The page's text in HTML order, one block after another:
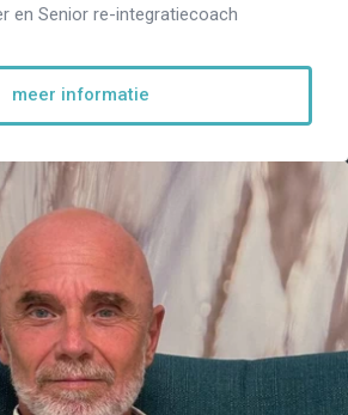
en Senior re-integratiecoach
meer informatie